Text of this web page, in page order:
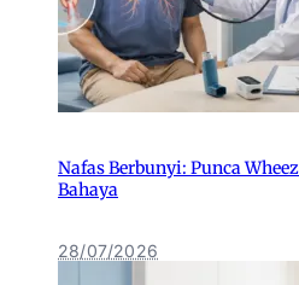
Nafas Berbunyi: Punca
Bahaya
28/07/2026